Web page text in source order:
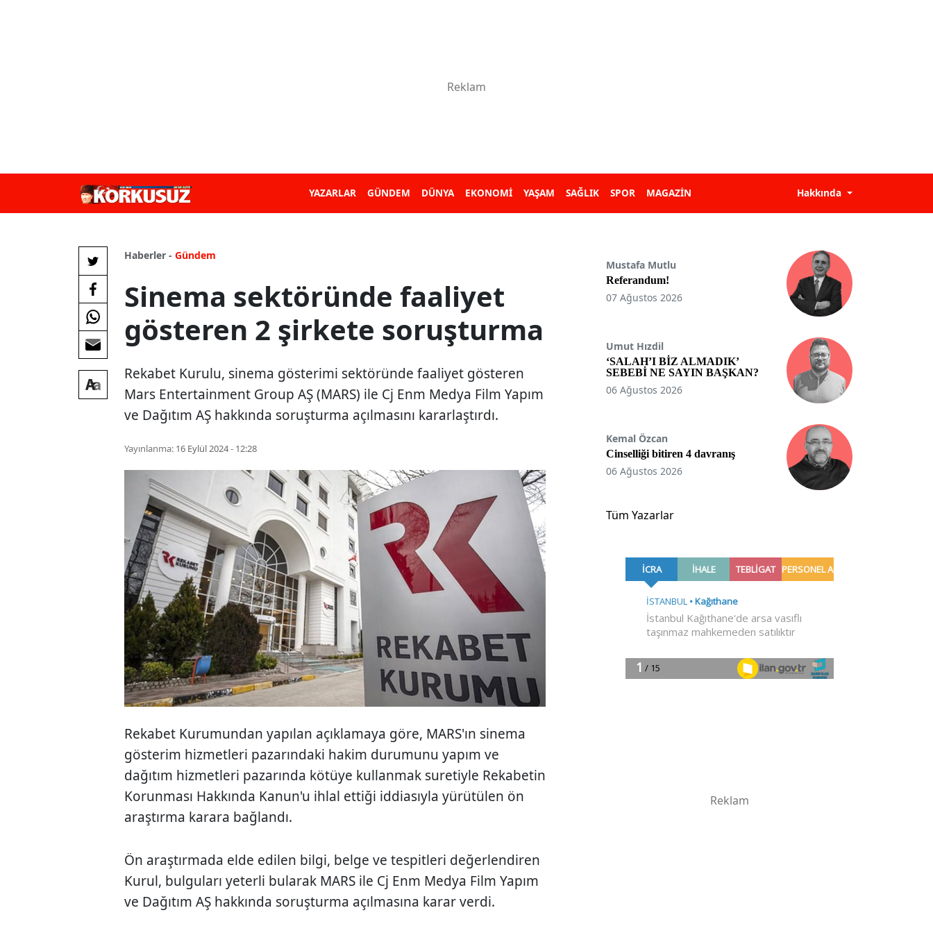
YAZARLAR GÜNDEM DÜNYA EKONOMİ YAŞAM SAĞLIK SPOR MAGAZİN Hakkında
Haberler - Gündem
Sinema sektöründe faaliyet
gösteren 2 şirkete soruşturma
Rekabet Kurulu, sinema gösterimi sektöründe faaliyet gösteren
Mars Entertainment Group AŞ (MARS) ile Cj Enm Medya Film Yapım
ve Dağıtım AŞ hakkında soruşturma açılmasını kararlaştırdı.
Yayınlanma: 16 Eylül 2024 - 12:28
Rekabet Kurumundan yapılan açıklamaya göre, MARS'ın sinema
gösterim hizmetleri pazarındaki hakim durumunu yapım ve
dağıtım hizmetleri pazarında kötüye kullanmak suretiyle Rekabetin
Korunması Hakkında Kanun'u ihlal ettiği iddiasıyla yürütülen ön
araştırma karara bağlandı.
Ön araştırmada elde edilen bilgi, belge ve tespitleri değerlendiren
Kurul, bulguları yeterli bularak MARS ile Cj Enm Medya Film Yapım
ve Dağıtım AŞ hakkında soruşturma açılmasına karar verdi.
Mustafa Mutlu
Referandum!
07 Ağustos 2026
Umut Hızdil
‘SALAH’I BİZ ALMADIK’
SEBEBİ NE SAYIN BAŞKAN?
06 Ağustos 2026
Kemal Özcan
Cinselliği bitiren 4 davranış
06 Ağustos 2026
Tüm Yazarlar